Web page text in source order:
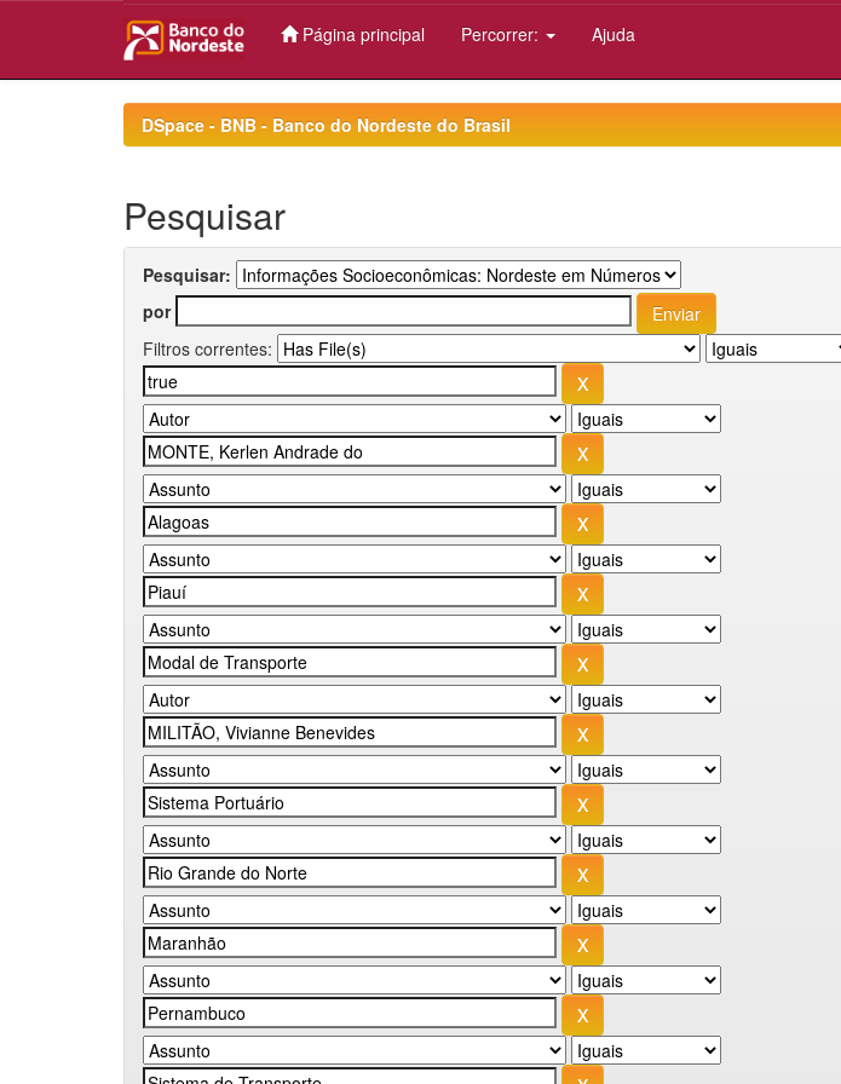
Página principal Percorrer: Ajuda
DSpace - BNB - Banco do Nordeste do Brasil
Pesquisar
Pesquisar:
por
Filtros correntes: